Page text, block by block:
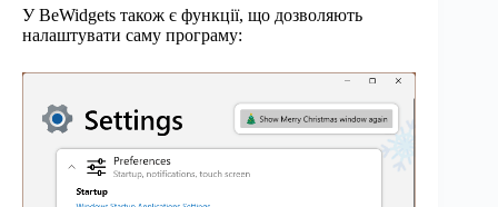
У BeWidgets також є функції, що дозволяють
налаштувати саму програму: